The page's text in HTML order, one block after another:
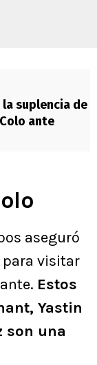
suplencia de
ante
aseguró
para visitar
Estos
Yastin
son una